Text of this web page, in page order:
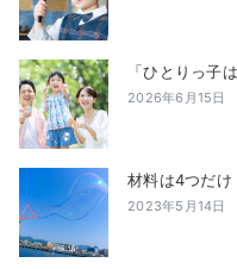
「ひとりっ子
2026年6月15日
材料は4つだけ
2023年5月14日